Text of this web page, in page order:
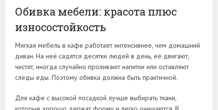
Обивка мебели: красота плюс
износостойкость
Мягкая мебель в кафе работает интенсивнее, чем домашний
диван. На неё садятся десятки людей в день, её двигают,
чистят, иногда случайно проливают напитки или оставляют
следы еды. Поэтому обивка должна быть практичной.
Для кафе с высокой посадкой лучше выбирать ткани,